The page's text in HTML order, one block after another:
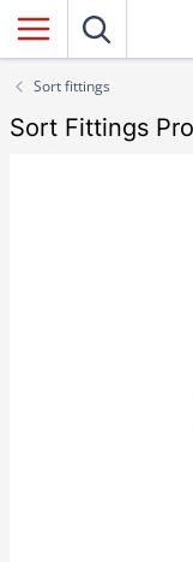
Sort fittings
Sort Fittings